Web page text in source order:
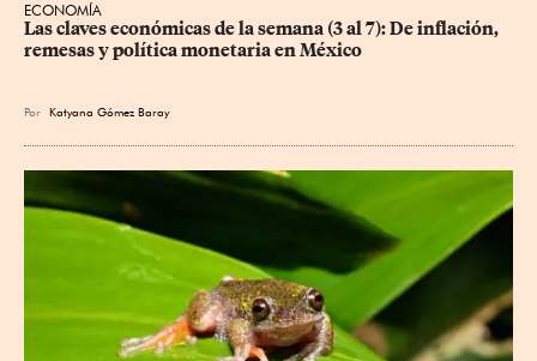
ECONOMÍA
Las claves económicas de la semana (3 al 7): De inflación,
remesas y política monetaria en México
Por Katyana Gómez Baray